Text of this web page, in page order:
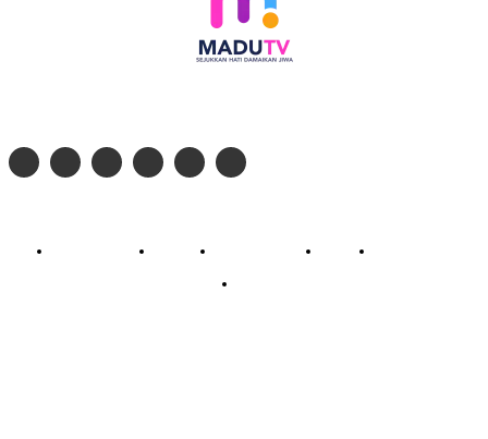
Profil Madu TV Redaksi Pedoman Siber Kontak